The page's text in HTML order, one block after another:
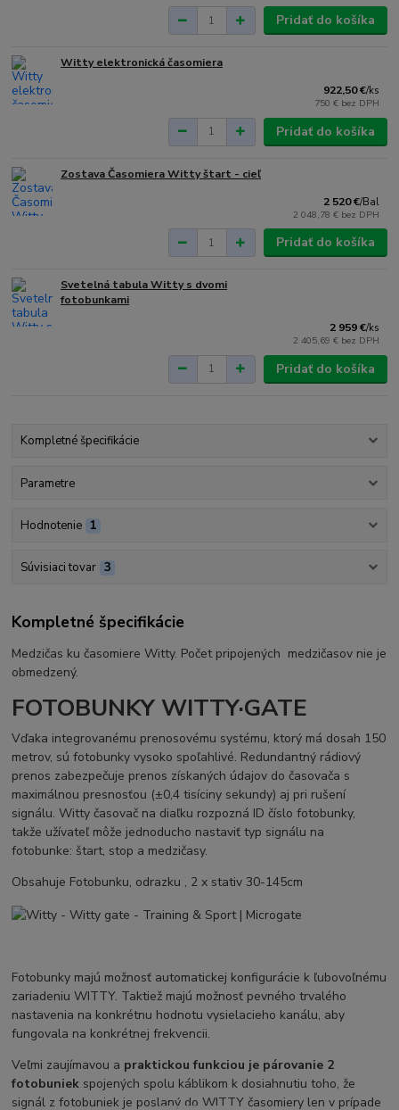
Pridať do košíka
Witty elektronická časomiera
922,50 €/ks
750 € bez DPH
Pridať do košíka
Zostava Časomiera Witty štart - cieľ
2 520 €/Bal
2 048,78 € bez DPH
Pridať do košíka
Svetelná tabula Witty s dvomi
fotobunkami
2 959 €/ks
2 405,69 € bez DPH
Pridať do košíka
Kompletné špecifikácie
Parametre
Hodnotenie 1
Súvisiaci tovar 3
Kompletné špecifikácie
Medzičas ku časomiere Witty. Počet pripojených medzičasov nie je
obmedzený.
FOTOBUNKY WITTY·GATE
Vďaka integrovanému prenosovému systému, ktorý má dosah 150
metrov, sú fotobunky vysoko spoľahlivé. Redundantný rádiový
prenos zabezpečuje prenos získaných údajov do časovača s
maximálnou presnosťou (±0,4 tisíciny sekundy) aj pri rušení
signálu. Witty časovač na diaľku rozpozná ID číslo fotobunky,
takže užívateľ môže jednoducho nastaviť typ signálu na
fotobunke: štart, stop a medzičasy.
Obsahuje Fotobunku, odrazku , 2 x stativ 30-145cm
Fotobunky majú možnosť automatickej konfigurácie k ľubovoľnému
zariadeniu WITTY. Taktiež majú možnosť pevného trvalého
nastavenia na konkrétnu hodnotu vysielacieho kanálu, aby
fungovala na konkrétnej frekvencii.
Veľmi zaujímavou a praktickou funkciou je párovanie 2
fotobuniek spojených spolu káblikom k dosiahnutiu toho, že
signál z fotobuniek je poslaný do WITTY časomiery len v prípade